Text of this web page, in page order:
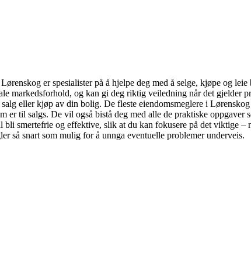
er spesialister på å hjelpe deg med å selge, kjøpe og
markedsforhold, og kan gi deg riktig veiledning når det gjelder
eller kjøp av din bolig. De fleste eiendomsmeglere i
til salgs. De vil også bistå deg med alle de praktiske oppgaver
smertefrie og effektive, slik at du kan fokusere på det viktige
så snart som mulig for å unnga eventuelle problemer underveis.